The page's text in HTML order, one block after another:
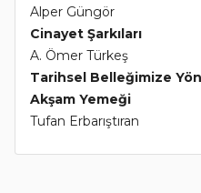
Alper Güngör
Cinayet Şarkıları
A. Ömer Türkeş
Tarihsel Belleğimize
Akşam Yemeği
Tufan Erbarıştıran